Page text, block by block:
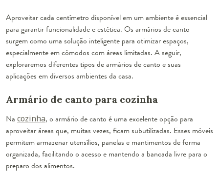
Aproveitar cada centímetro disponível em um ambiente é essencial
para garantir funcionalidade e estética. Os armários de canto
surgem como uma solução inteligente para otimizar espaços,
especialmente em cômodos com áreas limitadas. A seguir,
exploraremos diferentes tipos de armários de canto e suas
aplicações em diversos ambientes da casa.
Armário de canto para cozinha
Na cozinha, o armário de canto é uma excelente opção para
aproveitar áreas que, muitas vezes, ficam subutilizadas. Esses móveis
permitem armazenar utensílios, panelas e mantimentos de forma
organizada, facilitando o acesso e mantendo a bancada livre para o
preparo dos alimentos.